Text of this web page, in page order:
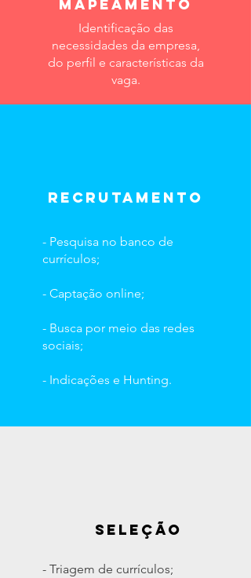
Mapeamento
Identificação das
necessidades da empresa,
do perfil e características da
vaga.
Recrutamento
- Pesquisa no banco de
currículos;
- Captação online;
- Busca por meio das redes
sociais;
- Indicações e Hunting.
sELEÇÃO
- Triagem de currículos;